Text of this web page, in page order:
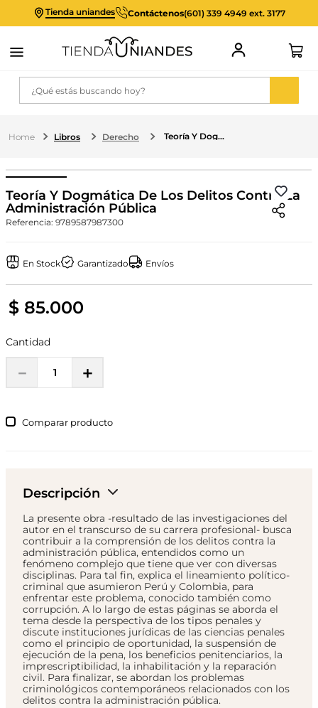
Tienda uniandes Contáctenos(601) 339 4949 ext. 3177
¿Qué estás buscando hoy?
Libros Derecho Teoría Y Dogmática De Los Delitos Contra La Administración Pública
Teoría Y Dogmática De Los Delitos Contra La
Administración Pública
Referencia: 9789587987300
En Stock Garantizado Envíos
$ 85.000
Cantidad
＋
－
Comparar
Descripción
La presente obra -resultado de las investigaciones del
autor en el transcurso de su carrera profesional- busca
contribuir a la comprensión de los delitos contra la
administración pública, entendidos como un
fenómeno complejo que tiene que ver con diversas
disciplinas. Para tal fin, explica el lineamiento político-
criminal que asumieron Perú y Colombia, para
enfrentar este problema, conocido también como
corrupción. A lo largo de estas páginas se aborda el
tema desde la perspectiva de los tipos penales y
discute instituciones jurídicas de las ciencias penales
como el principio de oportunidad, la suspensión de
ejecución de la pena, los beneficios penitenciarios, la
imprescriptibilidad, la inhabilitación y la reparación
civil. Para finalizar, se abordan los problemas
criminológicos contemporáneos relacionados con los
delitos contra la administración pública.